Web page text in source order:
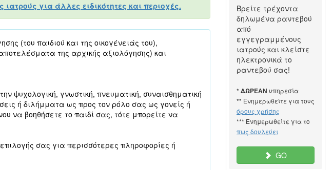
για άλλες ειδικότητες και περιοχές.
(του παιδιού και της οικογένειάς του),
της αρχικής αξιολόγησης) και
ψυχολογική, γνωστική, πνευματική, συναισθηματική
ή διλήμματα ως προς τον ρόλο σας ως γονείς ή
να βοηθήσετε το παιδί σας, τότε μπορείτε να
σας για περισσότερες πληροφορίες ή
Βρείτε τρέχοντα
δηλωμένα ραντεβού
από
εγγεγραμμένους
ιατρούς και κλείστε
ηλεκτρονικά το
ραντεβού σας!
* ΔΩΡΕΑΝ υπηρεσία
** Ενημερωθείτε για τους
όρους χρήσης
*** Ενημερωθείτε για το
πως δουλεύει
GO